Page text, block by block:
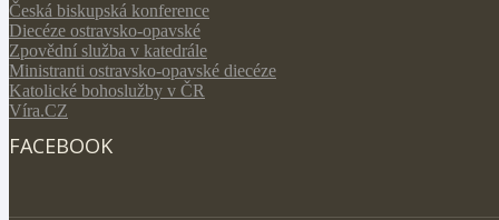
Česká biskupská konference
Diecéze ostravsko-opavské
Zpovědní služba v katedrále
Ministranti ostravsko-opavské diecéze
Katolické bohoslužby v ČR
Víra.CZ
FACEBOOK